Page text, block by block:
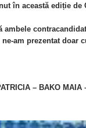
în această ediție de
ambele
am prezentat doar
– BAKO